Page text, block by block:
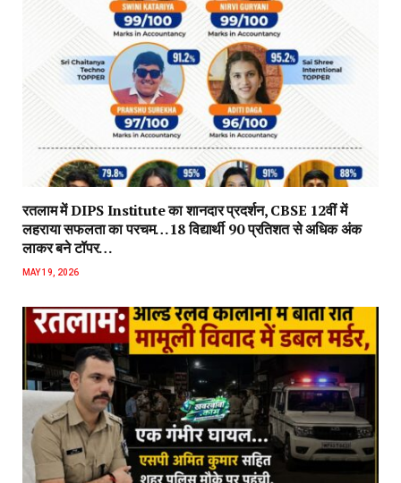
रतलाम में DIPS Institute का शानदार प्रदर्शन, CBSE 12वीं में
लहराया सफलता का परचम…18 विद्यार्थी 90 प्रतिशत से अधिक अंक
लाकर बने टॉपर…
MAY 19, 2026